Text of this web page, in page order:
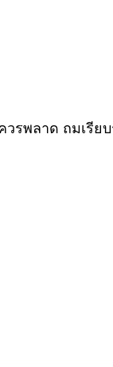
รพลาด ถมเรีย